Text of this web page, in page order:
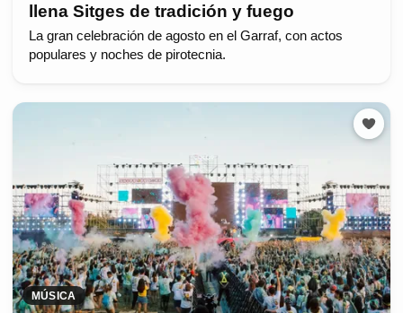
llena Sitges de tradición y fuego
La gran celebración de agosto en el Garraf, con actos
populares y noches de pirotecnia.
MÚSICA